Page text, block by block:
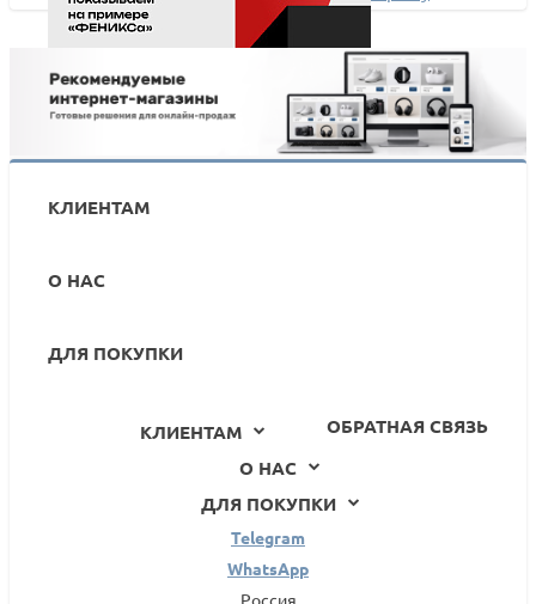
посетителей сайта
Как создавать торговые предложения в «1С-
Битрикс»: показываем на примере «ФЕНИКСа»
КЛИЕНТАМ
О НАС
ДЛЯ ПОКУПКИ
ОБРАТНАЯ СВЯЗЬ
КЛИЕНТАМ
О НАС
ДЛЯ ПОКУПКИ
Telegram
WhatsApp